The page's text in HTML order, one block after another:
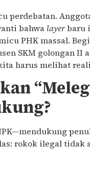
perdebatan.
bahwa layerbaru
PHK massal.
SKM golongan II
harus melihat
rokok ilegal